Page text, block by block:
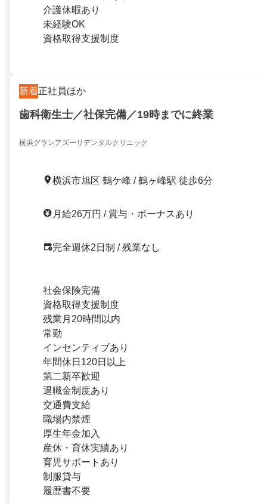
介護休暇あり
未経験OK
資格取得支援制度
新着正社員ほか
歯科衛生士／社保完備／19時までに終業
横浜グランアズーリデンタルクリニック
横浜市旭区 鶴ケ峰 / 鶴ヶ峰駅 徒歩6分
月給26万円 / 賞与・ボーナスあり
完全週休2日制 / 残業なし
社会保険完備
資格取得支援制度
残業月20時間以内
常勤
インセンティブあり
年間休日120日以上
第二新卒歓迎
退職金制度あり
交通費支給
職場内禁煙
厚生年金加入
産休・育休実績あり
育児サポートあり
制服貸与
履歴書不要